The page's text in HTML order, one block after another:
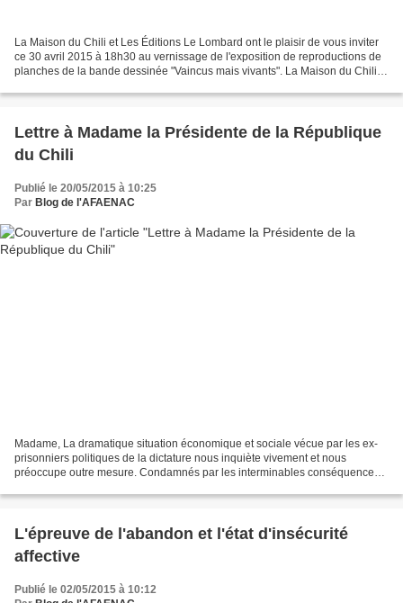
La Maison du Chili et Les Éditions Le Lombard ont le plaisir de vous inviter
ce 30 avril 2015 à 18h30 au vernissage de l'exposition de reproductions de
planches de la bande dessinée "Vaincus mais vivants". La Maison du Chili y
Lettre à Madame la Présidente de la République
du Chili
Publié le 20/05/2015 à 10:25
Par Blog de l'AFAENAC
Madame, La dramatique situation économique et sociale vécue par les ex-
prisonniers politiques de la dictature nous inquiète vivement et nous
préoccupe outre mesure. Condamnés par les interminables conséquences
L'épreuve de l'abandon et l'état d'insécurité
affective
Publié le 02/05/2015 à 10:12